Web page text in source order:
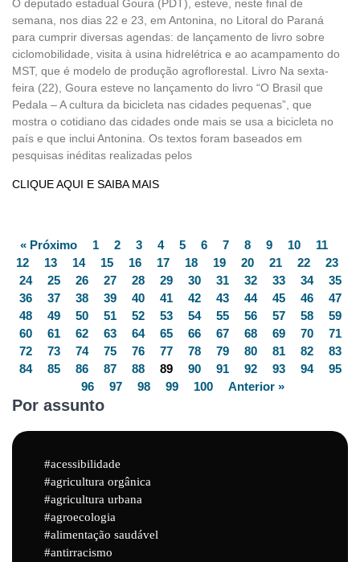
O deputado estadual Goura (PDT), esteve, neste final de
semana, nos dias 22 e 23, em Antonina, no Litoral do Paraná
para cumprir diversas agendas: de lançamento de livro sobre
ciclomobilidade, visita à usina hidrelétrica e ao acampamento do
MST, que é modelo de produção agroflorestal. Livro Na sexta-
feira (22), Goura esteve no lançamento do livro “O Brasil que
Pedala – A cultura da bicicleta nas cidades pequenas”, que
mostra o cotidiano das cidades onde mais se usa a bicicleta no
país e que inclui Antonina. Os textos foram baseados em
pesquisas inéditas realizadas pelos
CLIQUE AQUI E SAIBA MAIS
« Próximo 1 2 3 4 5 6 7 8 9 10
11
12
13 14 15 16 17 18 19 20 21 22
23
24
25 26 27 28 29 30 31 32 33 34
35
36
37 38 39 40 41 42 43 44 45 46
47
48
49 50 51 52 53 54 55 56 57 58
59
60
61 62 63 64 65 66 67 68 69 70
71
72
73 74 75 76 77 78 79 80 81 82
83
84
85 86 87 88 89 90 91 92 93 94
95
96
97 98 99 100 Anterior »
Por assunto
acessibilidade
agricultura orgânica
agricultura urbana
agroecologia
alimentação saudável
antirracismo